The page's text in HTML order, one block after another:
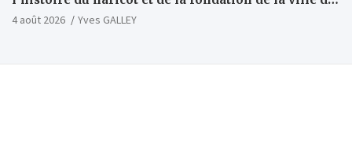
Tsévié
4 août 2026 Yves GALLEY